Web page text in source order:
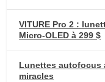
VITURE Pro 2 :
Micro-OLED à 299 $
Lunettes autofocus
miracles